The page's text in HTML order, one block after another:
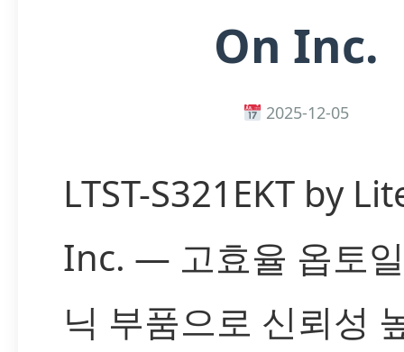
On Inc.
2025-12-05
LTST-S321EKT by
Inc. — 고효율 옵토
닉 부품으로 신뢰성